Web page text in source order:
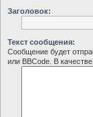
Заголовок:
Текст сообщения:
Сообщение будет
или BBCode. В